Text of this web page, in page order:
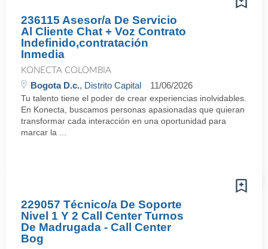
236115 Asesor/a De Servicio
Al Cliente Chat + Voz Contrato
Indefinido,contratación
Inmedia
KONECTA COLOMBIA
Bogota D.c., Distrito Capital 11/06/2026
Tu talento tiene el poder de crear experiencias inolvidables.
En Konecta, buscamos personas apasionadas que quieran
transformar cada interacción en una oportunidad para
marcar la ...
229057 Técnico/a De Soporte
Nivel 1 Y 2 Call Center Turnos
De Madrugada - Call Center
Bog